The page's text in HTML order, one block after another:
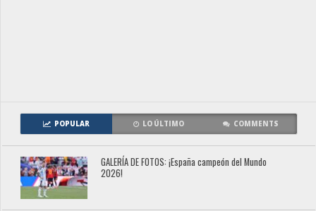
POPULAR LO ÚLTIMO COMMENTS
GALERÍA DE FOTOS: ¡España campeón del Mundo
2026!